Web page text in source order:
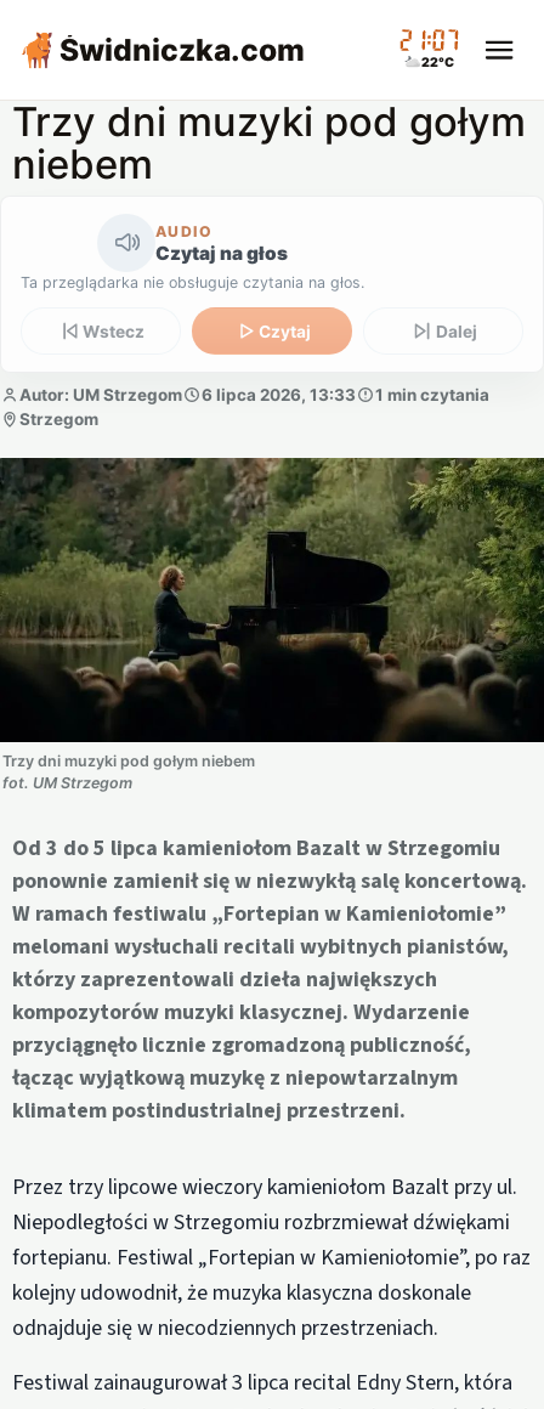
Świdniczka.com 21:07
22°C
Trzy dni muzyki pod gołym
niebem
AUDIO
Czytaj na głos
Ta przeglądarka nie obsługuje czytania na głos.
Wstecz Czytaj Dalej
Autor: UM Strzegom 6 lipca 2026, 13:33
1 min czytania
Strzegom
Trzy dni muzyki pod gołym niebem
fot. UM Strzegom
Od 3 do 5 lipca kamieniołom Bazalt w Strzegomiu
ponownie zamienił się w niezwykłą salę koncertową.
W ramach festiwalu „Fortepian w Kamieniołomie”
melomani wysłuchali recitali wybitnych pianistów,
którzy zaprezentowali dzieła największych
kompozytorów muzyki klasycznej. Wydarzenie
przyciągnęło licznie zgromadzoną publiczność,
łącząc wyjątkową muzykę z niepowtarzalnym
klimatem postindustrialnej przestrzeni.
Przez trzy lipcowe wieczory kamieniołom Bazalt przy ul.
Niepodległości w Strzegomiu rozbrzmiewał dźwiękami
fortepianu. Festiwal „Fortepian w Kamieniołomie”, po raz
kolejny udowodnił, że muzyka klasyczna doskonale
odnajduje się w niecodziennych przestrzeniach.
Festiwal zainaugurował 3 lipca recital Edny Stern, która